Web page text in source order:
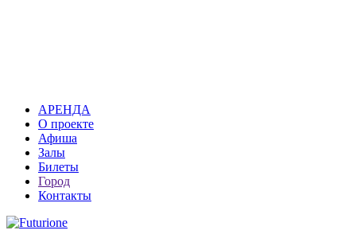
АРЕНДА
О проекте
Афиша
Залы
Билеты
Город
Контакты